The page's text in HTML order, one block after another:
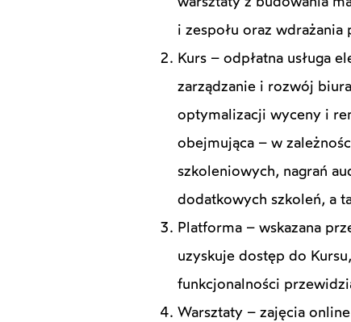
i zespołu oraz
Kurs – odpłatna usługa
zarządzanie i rozwój
optymalizacji wyceny i
obejmująca – w
szkoleniowych, nagrań
dodatkowych szkoleń, a
Platforma – wskazana
uzyskuje dostęp do
funkcjonalności
Warsztaty – zajęcia